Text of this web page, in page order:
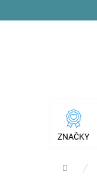
ZNAČKY
Domov